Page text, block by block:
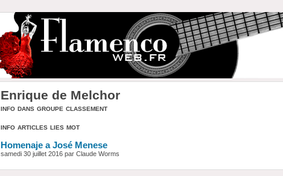
Enrique de Melchor
info dans groupe classement
info articles lies mot
Homenaje a José Menese
samedi 30 juillet 2016 par Claude Worms